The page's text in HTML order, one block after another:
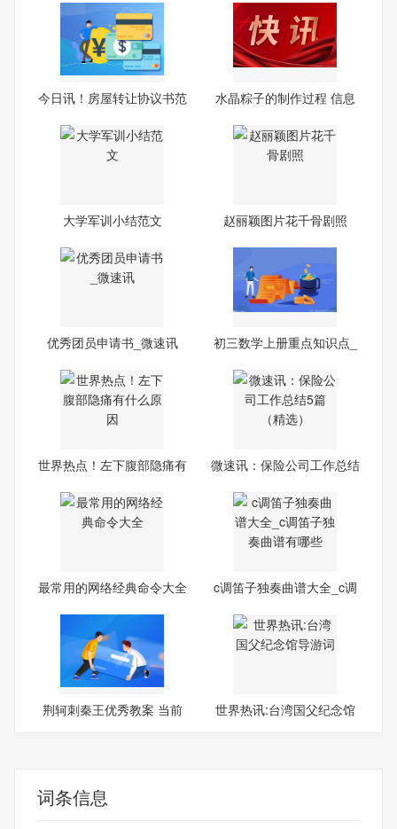
今日讯！房屋转让协议书范
水晶粽子的制作过程 信息
大学军训小结范文 赵丽颖图片花千骨剧照
优秀团员申请书_微速讯
初三数学上册重点知识点_
世界热点！左下腹部隐痛有
微速讯：保险公司工作总结
最常用的网络经典命令大全
c调笛子独奏曲谱大全_c调
荆轲刺秦王优秀教案 当前
世界热讯:台湾国父纪念馆
词条信息